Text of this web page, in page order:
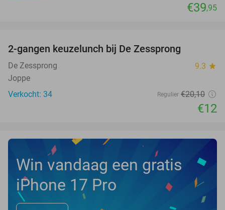
€39,95
NEW
TODAY
2-gangen keuzelunch bij De Zessprong
De Zessprong 9.3 star
Joppe
Verkocht: 34
Regulier €20,10
€12
Win vandaag een gratis
iPhone 17 Pro